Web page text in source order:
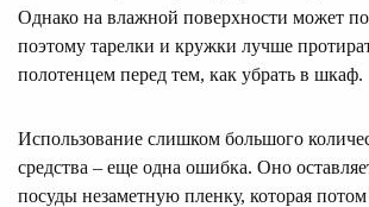
Однако на влажной поверхности может
поэтому тарелки и кружки лучше
полотенцем перед тем, как убрать в шкаф.
Использование слишком большого
средства – еще одна ошибка. Оно
посуды незаметную пленку, которая